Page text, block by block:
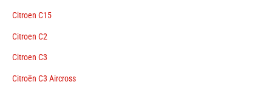
Citroen C15
Citroen C2
Citroen C3
Citroën C3 Aircross